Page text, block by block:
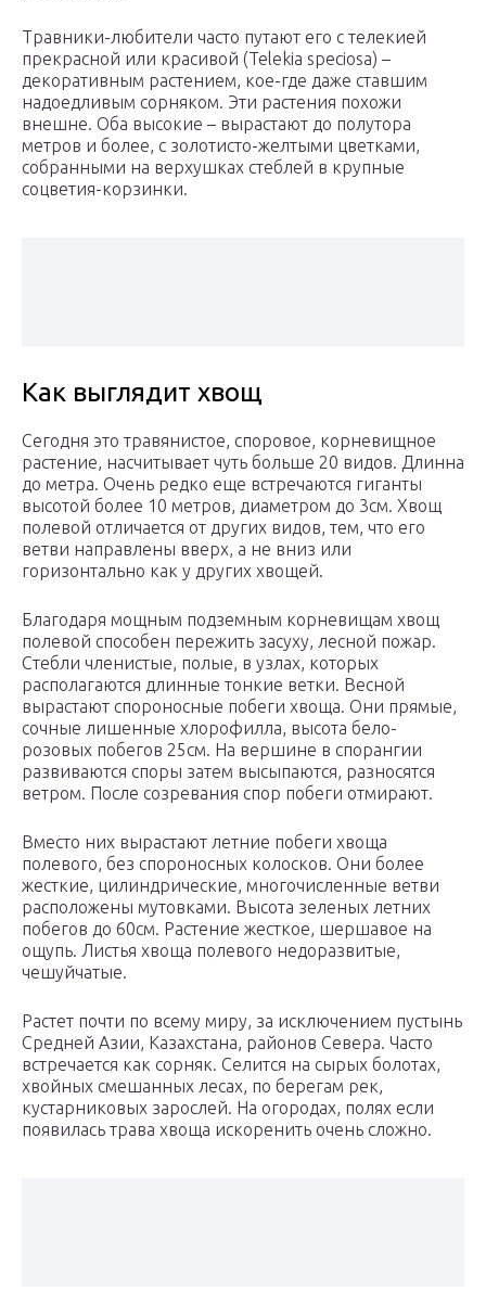
Травники-любители часто путают его с телекией
прекрасной или красивой (Telekia speciosa) –
декоративным растением, кое-где даже ставшим
надоедливым сорняком. Эти растения похожи
внешне. Оба высокие – вырастают до полутора
метров и более, с золотисто-желтыми цветками,
собранными на верхушках стеблей в крупные
соцветия-корзинки.
Как выглядит хвощ
Сегодня это травянистое, споровое, корневищное
растение, насчитывает чуть больше 20 видов. Длинна
до метра. Очень редко еще встречаются гиганты
высотой более 10 метров, диаметром до 3см. Хвощ
полевой отличается от других видов, тем, что его
ветви направлены вверх, а не вниз или
горизонтально как у других хвощей.
Благодаря мощным подземным корневищам хвощ
полевой способен пережить засуху, лесной пожар.
Стебли членистые, полые, в узлах, которых
располагаются длинные тонкие ветки. Весной
вырастают спороносные побеги хвоща. Они прямые,
сочные лишенные хлорофилла, высота бело-
розовых побегов 25см. На вершине в спорангии
развиваются споры затем высыпаются, разносятся
ветром. После созревания спор побеги отмирают.
Вместо них вырастают летние побеги хвоща
полевого, без спороносных колосков. Они более
жесткие, цилиндрические, многочисленные ветви
расположены мутовками. Высота зеленых летних
побегов до 60см. Растение жесткое, шершавое на
ощупь. Листья хвоща полевого недоразвитые,
чешуйчатые.
Растет почти по всему миру, за исключением пустынь
Средней Азии, Казахстана, районов Севера. Часто
встречается как сорняк. Селится на сырых болотах,
хвойных смешанных лесах, по берегам рек,
кустарниковых зарослей. На огородах, полях если
появилась трава хвоща искоренить очень сложно.